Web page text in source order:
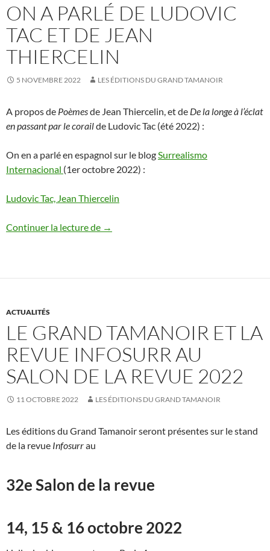
ON A PARLÉ DE LUDOVIC
TAC ET DE JEAN
THIERCELIN
5 NOVEMBRE 2022 LES ÉDITIONS DU GRAND TAMANOIR
A propos de Poèmesde Jean Thiercelin, et de De la longe à l’éclat
en passant par le corailde Ludovic Tac (été 2022) :
On en a parlé en espagnol sur le blogSurrealismo
Internacional (1er octobre 2022) :
Ludovic Tac, Jean Thiercelin
Continuer la lecture de On a parlé de Ludovic Tac et de Jean
→
ACTUALITÉS
LE GRAND TAMANOIR ET LA
REVUE INFOSURR AU
SALON DE LA REVUE 2022
11 OCTOBRE 2022 LES ÉDITIONS DU GRAND TAMANOIR
Les éditions du Grand Tamanoir seront présentes sur le stand
de la revue Infosurrau
32e Salon de la revue
14, 15 & 16 octobre 2022